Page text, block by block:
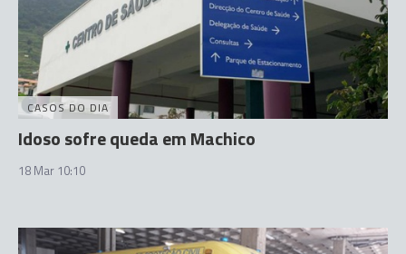
CASOS DO DIA
Idoso sofre queda em Machico
18 Mar 10:10